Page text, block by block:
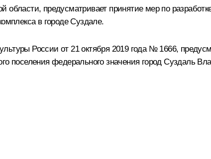
предусматривает принятие мер по
в городе Суздале.
России от 21 октября 2019 года № 1666,
поселения федерального значения город Суздаль